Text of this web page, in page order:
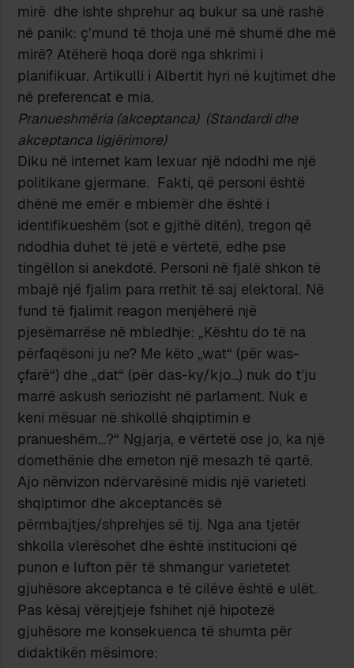
mirë dhe ishte shprehur aq bukur sa unë rashë
në panik: ç’mund të thoja unë më shumë dhe më
mirë? Atëherë hoqa dorë nga shkrimi i
planifikuar. Artikulli i Albertit hyri në kujtimet dhe
në preferencat e mia.
Pranueshmëria (akceptanca) (Standardi dhe
akceptanca ligjërimore)
Diku në internet kam lexuar një ndodhi me një
politikane gjermane. Fakti, që personi është
dhënë me emër e mbiemër dhe është i
identifikueshëm (sot e gjithë ditën), tregon që
ndodhia duhet të jetë e vërtetë, edhe pse
tingëllon si anekdotë. Personi në fjalë shkon të
mbajë një fjalim para rrethit të saj elektoral. Në
fund të fjalimit reagon menjëherë një
pjesëmarrëse në mbledhje: „Kështu do të na
përfaqësoni ju ne? Me këto „wat“ (për was-
çfarë“) dhe „dat“ (për das-ky/kjo…) nuk do t’ju
marrë askush seriozisht në parlament. Nuk e
keni mësuar në shkollë shqiptimin e
pranueshëm…?“ Ngjarja, e vërtetë ose jo, ka një
domethënie dhe emeton një mesazh të qartë.
Ajo nënvizon ndërvarësinë midis një varieteti
shqiptimor dhe akceptancës së
përmbajtjes/shprehjes së tij. Nga ana tjetër
shkolla vlerësohet dhe është institucioni që
punon e lufton për të shmangur varietetet
gjuhësore akceptanca e të cilëve është e ulët.
Pas kësaj vërejtjeje fshihet një hipotezë
gjuhësore me konsekuenca të shumta për
didaktikën mësimore: